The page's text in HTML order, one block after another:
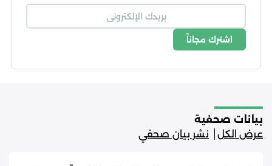
اشترك مجاناً
بيانات صحفية
عرض الكل
نشر بيان صحفي